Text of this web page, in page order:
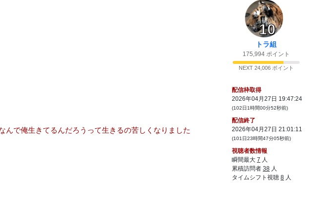
しょーふもらいつべで配信し始めたときは
二十歳そこそこだったのにもう切り上げ４０だ
高槻かなこにするか
このAIてエッチな画像つくっていいの
ちょっとためしてみてよ
45: 是非教えてください！
で俺生きてるんだろうって生きるの苦しくなりました
10
トラ組
175,994 ポイント
NEXT 24,006 ポイント
配信枠取得
2026年04月27日 19:47:24
(102日1時間00分52秒前)
配信終了
2026年04月27日 21:01:11
(101日23時間47分05秒前)
視聴者数情報
瞬間最大 7 人
累積訪問者 38 人
タイムシフト視聴 8 人